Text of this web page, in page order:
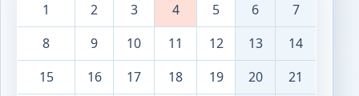
1
2 3 4 5 6
7
8
9 10 11 12 13
14
15
16 17 18 19 20
21